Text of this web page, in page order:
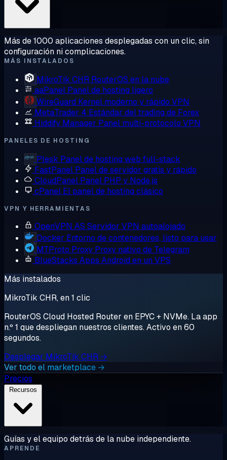
Más de 1000 aplicaciones desplegadas con un clic, sin
configuración ni complicaciones.
MÁS INSTALADOS
MikroTik CHR RouterOS en la nube
aaPanel Panel de hosting ligero
WireGuard Kernel moderno y rápido VPN
MetaTrader 4 Estándar del trading de Forex
Hiddify Manager Panel multi-protocolo VPN
PANELES DE HOSTING
Plesk Panel de hosting web full-stack
FastPanel Panel de servidor gratis y rápido
CloudPanel Panel PHP y Node.js
cPanel El panel de hosting clásico
VPN Y HERRAMIENTAS
OpenVPN AS Servidor VPN autoalojado
Docker Entorno de contenedores, listo para usar
MTProto Proxy Proxy nativo de Telegram
BlueStacks Apps Android en un VPS
Más instalados
MikroTik CHR, en 1 clic
RouterOS Cloud Hosted Router en EPYC + NVMe. La app
n.º 1 que despliegan nuestros clientes. Activo en 60
segundos.
Desplegar MikroTik CHR →
Ver todo el marketplace →
Precios
Guías y el equipo detrás de la nube independiente.
APRENDE